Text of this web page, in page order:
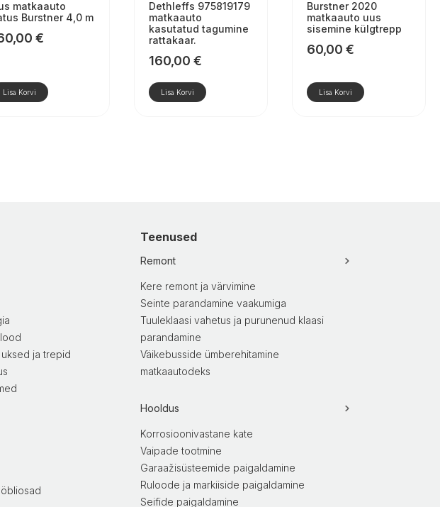
matkaauto
Burstner 4,0 m
€
Lisa Korvi
Dethleffs 975819179
matkaauto
kasutatud tagumine
rattakaar.
160,00 €
Lisa Korvi
Burstner 2020
matkaauto uus
sisemine külgtrepp
60,00 €
Lisa Korvi
ja trepid
Teenused
Remont
Kere remont ja värvimine
Seinte parandamine vaakumiga
Tuuleklaasi vahetus ja purunenud klaasi
parandamine
Väikebusside ümberehitamine
matkaautodeks
Hooldus
Korrosioonivastane kate
Vaipade tootmine
Garaažisüsteemide paigaldamine
Ruloode ja markiiside paigaldamine
Seifide paigaldamine